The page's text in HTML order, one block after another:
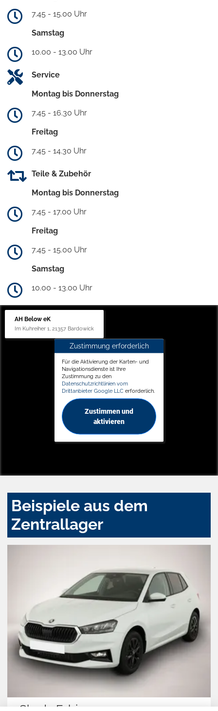
7.45 - 15.00 Uhr
Samstag
10.00 - 13.00 Uhr
Service
Montag bis Donnerstag
7.45 - 16.30 Uhr
Freitag
7.45 - 14.30 Uhr
Teile & Zubehör
Montag bis Donnerstag
7.45 - 17.00 Uhr
Freitag
7.45 - 15.00 Uhr
Samstag
10.00 - 13.00 Uhr
AH Below eK
Im Kuhreiher 1, 21357 Bardowick
Zustimmung erforderlich
Für die Aktivierung der Karten- und
Navigationsdienste ist Ihre
Zustimmung zu den
Datenschutzrichtlinien vom
Drittanbieter Google LLC erforderlich.
Zustimmen und
aktivieren
Beispiele aus dem
Zentrallager